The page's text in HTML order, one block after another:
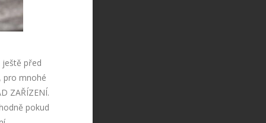
ještě před
pro mnohé
ZAŘÍZENÍ.
pokud